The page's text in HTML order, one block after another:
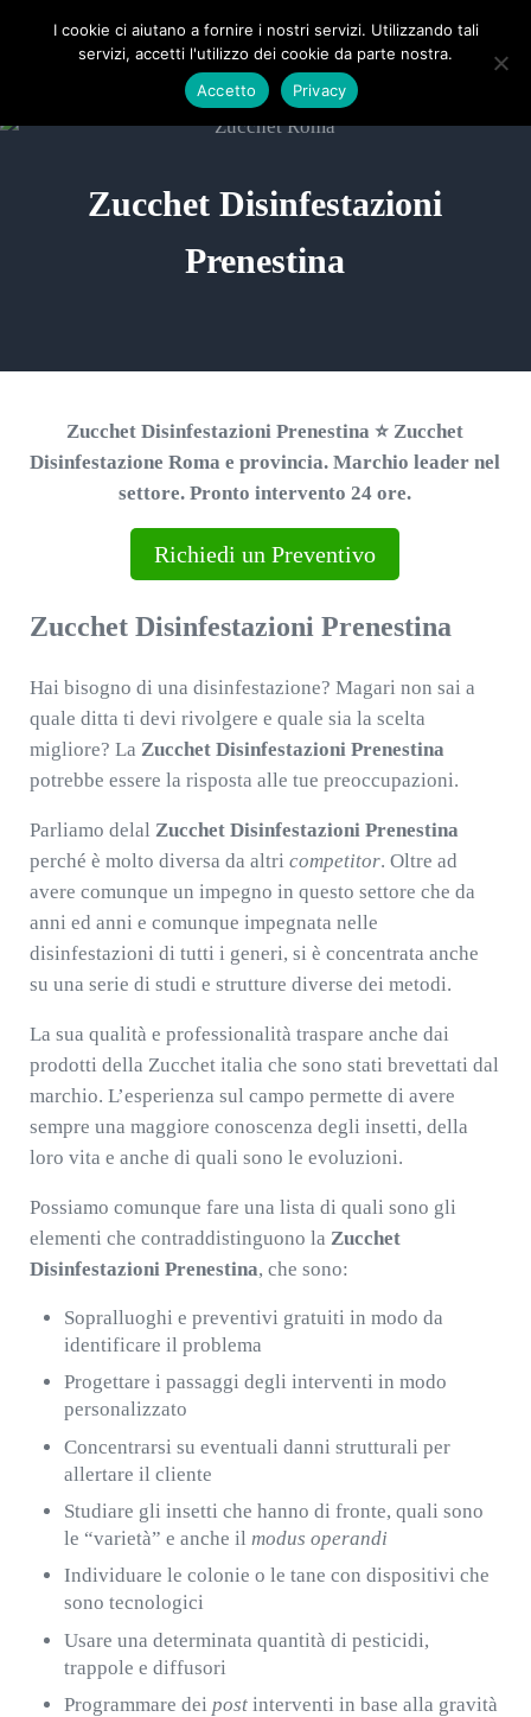
ZUCCHET ROMA
⭐ Richiedi un Preventivo! Menu Search...
Zucchet Disinfestazioni
Prenestina
Zucchet Disinfestazioni Prenestina ⭐ Zucchet
Disinfestazione Roma e provincia. Marchio leader nel
settore. Pronto intervento 24 ore.
Richiedi un Preventivo
Zucchet Disinfestazioni Prenestina
Hai bisogno di una disinfestazione? Magari non sai a
quale ditta ti devi rivolgere e quale sia la scelta
migliore? La Zucchet Disinfestazioni Prenestina
potrebbe essere la risposta alle tue preoccupazioni.
Parliamo delal Zucchet Disinfestazioni Prenestina
perché è molto diversa da altri competitor. Oltre ad
avere comunque un impegno in questo settore che da
anni ed anni e comunque impegnata nelle
disinfestazioni di tutti i generi, si è concentrata anche
su una serie di studi e strutture diverse dei metodi.
La sua qualità e professionalità traspare anche dai
prodotti della Zucchet italia che sono stati brevettati dal
marchio. L’esperienza sul campo permette di avere
sempre una maggiore conoscenza degli insetti, della
loro vita e anche di quali sono le evoluzioni.
Possiamo comunque fare una lista di quali sono gli
elementi che contraddistinguono la Zucchet
Disinfestazioni Prenestina, che sono:
Sopralluoghi e preventivi gratuiti in modo da
identificare il problema
Progettare i passaggi degli interventi in modo
personalizzato
Concentrarsi su eventuali danni strutturali per
allertare il cliente
Studiare gli insetti che hanno di fronte, quali sono
le “varietà” e anche ilmodus operandi
Individuare le colonie o le tane con dispositivi che
sono tecnologici
Usare una determinata quantità di pesticidi,
trappole e diffusori
Programmare deipost interventi in base alla gravità
I cookie ci aiutano a fornire i nostri servizi. Utilizzando tali
servizi, accetti l'utilizzo dei cookie da parte nostra.
Accetto
Privacy